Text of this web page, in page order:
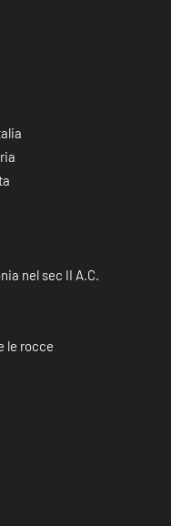
nel sec II A.C.
le rocce